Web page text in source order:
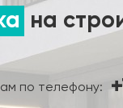
на
по телефону: